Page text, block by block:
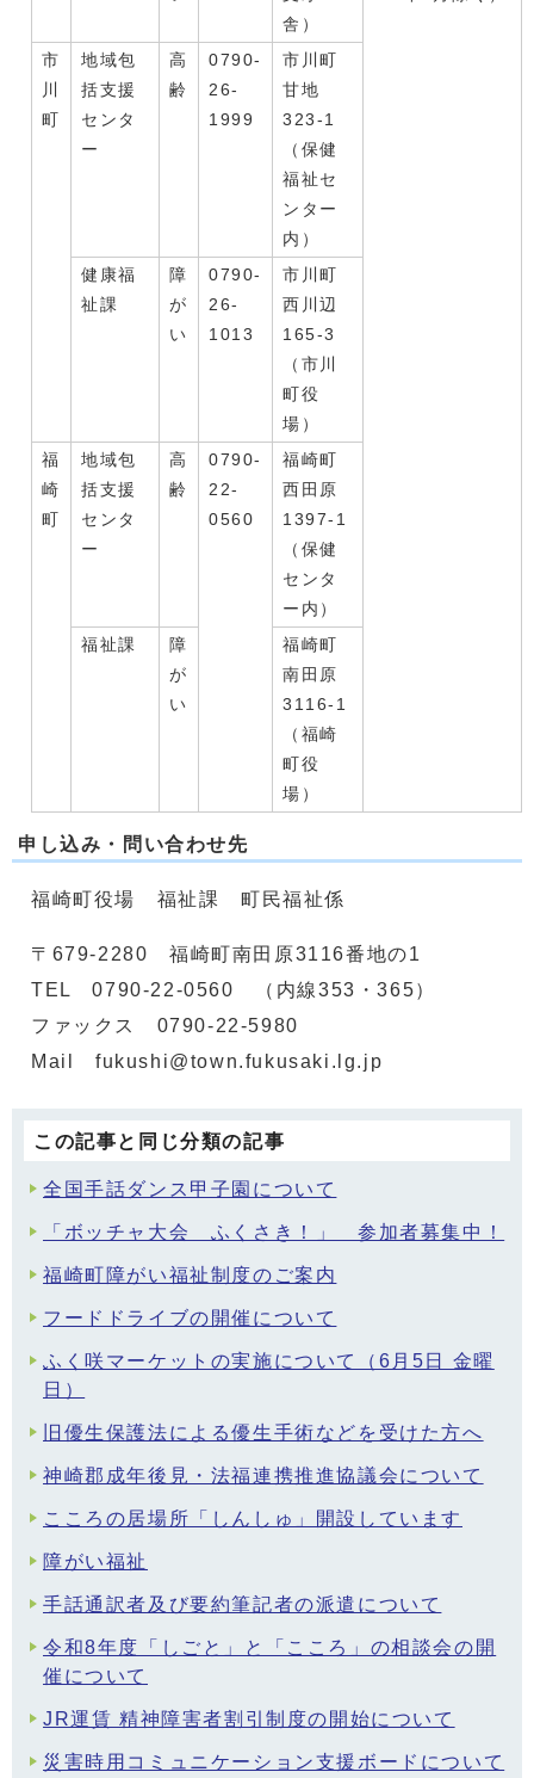
舎）
市
川
町
地域包
括支援
センタ
ー
高
齢
0790-
26-
1999
市川町
甘地
323-1
（保健
福祉セ
ンター
内）
健康福
祉課
障
が
い
0790-
26-
1013
市川町
西川辺
165-3
（市川
町役
場）
福
崎
町
地域包
括支援
センタ
ー
高
齢
0790-
22-
0560
福崎町
西田原
1397-1
（保健
センタ
ー内）
福祉課
障
が
い
福崎町
南田原
3116-1
（福崎
町役
場）
申し込み・問い合わせ先
福崎町役場 福祉課 町民福祉係
〒679-2280 福崎町南田原3116番地の1
TEL 0790-22-0560 （内線353・365）
ファックス 0790-22-5980
Mail fukushi@town.fukusaki.lg.jp
この記事と同じ分類の記事
全国手話ダンス甲子園について
「ボッチャ大会 ふくさき！」 参加者募集中！
福崎町障がい福祉制度のご案内
フードドライブの開催について
ふく咲マーケットの実施について（6月5日 金曜
日）
旧優生保護法による優生手術などを受けた方へ
神崎郡成年後見・法福連携推進協議会について
こころの居場所「しんしゅ」開設しています
障がい福祉
手話通訳者及び要約筆記者の派遣について
令和8年度「しごと」と「こころ」の相談会の開
催について
JR運賃 精神障害者割引制度の開始について
災害時用コミュニケーション支援ボードについて